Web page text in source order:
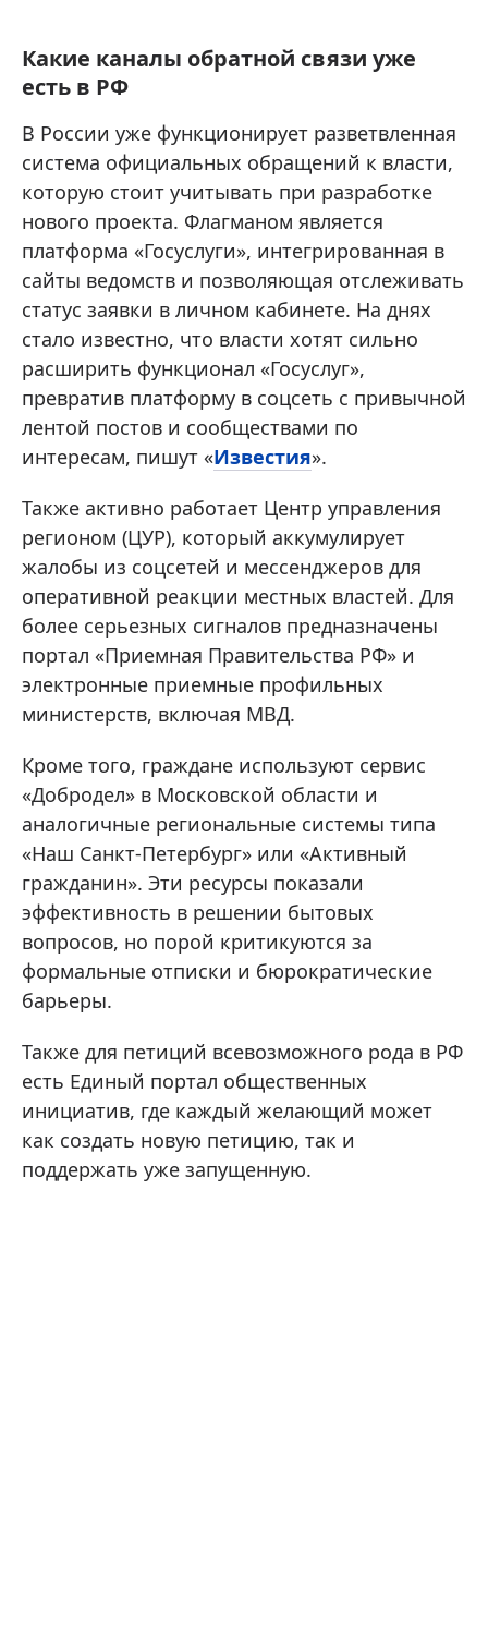
Какие каналы обратной связи уже
есть в РФ
В России уже функционирует разветвленная
система официальных обращений к власти,
которую стоит учитывать при разработке
нового проекта. Флагманом является
платформа «Госуслуги», интегрированная в
сайты ведомств и позволяющая отслеживать
статус заявки в личном кабинете. На днях
стало известно, что власти хотят сильно
расширить функционал «Госуслуг»,
превратив платформу в соцсеть с привычной
лентой постов и сообществами по
интересам, пишут «Известия».
Также активно работает Центр управления
регионом (ЦУР), который аккумулирует
жалобы из соцсетей и мессенджеров для
оперативной реакции местных властей. Для
более серьезных сигналов предназначены
портал «Приемная Правительства РФ» и
электронные приемные профильных
министерств, включая МВД.
Кроме того, граждане используют сервис
«Добродел» в Московской области и
аналогичные региональные системы типа
«Наш Санкт-Петербург» или «Активный
гражданин». Эти ресурсы показали
эффективность в решении бытовых
вопросов, но порой критикуются за
формальные отписки и бюрократические
барьеры.
Также для петиций всевозможного рода в РФ
есть Единый портал общественных
инициатив, где каждый желающий может
как создать новую петицию, так и
поддержать уже запущенную.